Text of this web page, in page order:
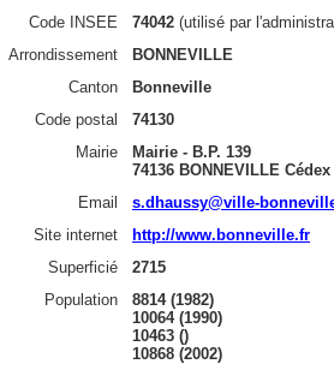
Code INSEE
74042 (utilisé par
Arrondissement
BONNEVILLE
Canton
Bonneville
Code postal
74130
Mairie
Mairie - B.P. 139
74136 BONNEVILLE Cédex
Email
s.dhaussy@ville-
Site internet
http://www.bonneville.fr
Superficié
2715
Population
8814 (1982)
10064 (1990)
10463 ()
10868 (2002)